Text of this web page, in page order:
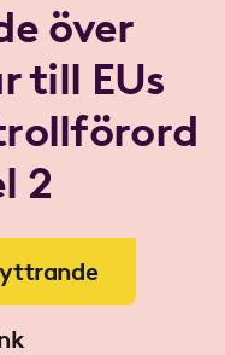
över
till EUs
2